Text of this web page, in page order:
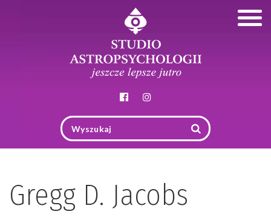
Gregg D. Jacobs